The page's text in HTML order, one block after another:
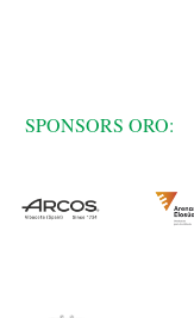
SPONSORS ORO: